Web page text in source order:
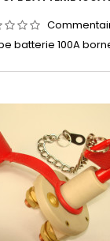
batterie 100A